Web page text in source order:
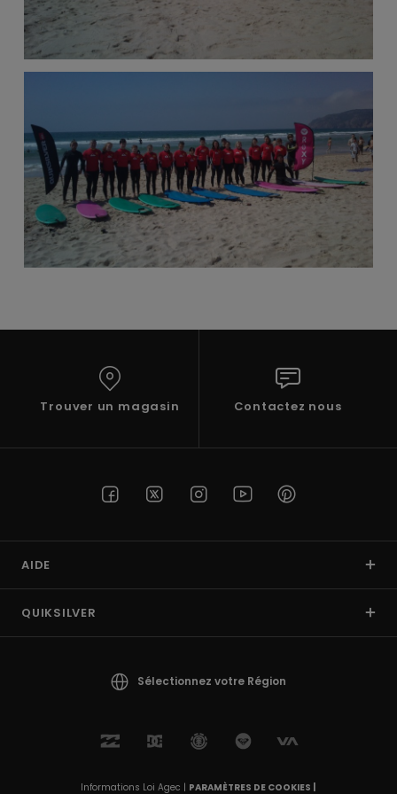
Trouver un magasin Contactez nous
AIDE
QUIKSILVER
Sélectionnez votre Région
Informations Loi Agec | PARAMÈTRES DE COOKIES |